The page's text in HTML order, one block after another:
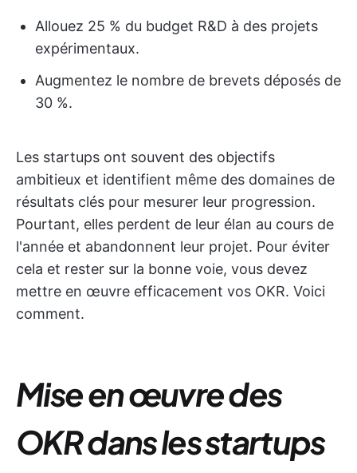
Allouez 25 % du budget R&D à des projets
expérimentaux.
Augmentez le nombre de brevets déposés de
30 %.
Les startups ont souvent des objectifs
ambitieux et identifient même des domaines de
résultats clés pour mesurer leur progression.
Pourtant, elles perdent de leur élan au cours de
l'année et abandonnent leur projet. Pour éviter
cela et rester sur la bonne voie, vous devez
mettre en œuvre efficacement vos OKR. Voici
comment.
Mise en œuvre des
OKR dans les startups